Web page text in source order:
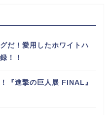
だ！愛用したホワイトハ
！！
『進撃の巨人展 FINAL』